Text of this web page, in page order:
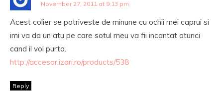
November 27, 2011 at 9:13 pm
Acest colier se potriveste de minune cu ochii mei caprui si
imi va da un atu pe care sotul meu va fii incantat atunci
cand il voi purta.
http://accesor.izari.ro/products/538
Reply